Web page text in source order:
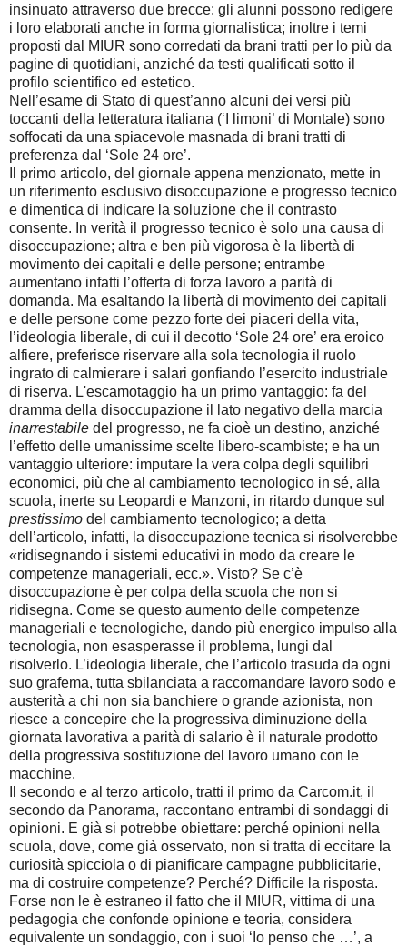
insinuato attraverso due brecce: gli alunni possono redigere
i loro elaborati anche in forma giornalistica; inoltre i temi
proposti dal MIUR sono corredati da brani tratti per lo più da
pagine di quotidiani, anziché da testi qualificati sotto il
profilo scientifico ed estetico.
Nell’esame di Stato di quest’anno alcuni dei versi più
toccanti della letteratura italiana (‘I limoni’ di Montale) sono
soffocati da una spiacevole masnada di brani tratti di
preferenza dal ‘Sole 24 ore’.
Il primo articolo, del giornale appena menzionato, mette in
un riferimento esclusivo disoccupazione e progresso tecnico
e dimentica di indicare la soluzione che il contrasto
consente. In verità il progresso tecnico è solo una causa di
disoccupazione; altra e ben più vigorosa è la libertà di
movimento dei capitali e delle persone; entrambe
aumentano infatti l’offerta di forza lavoro a parità di
domanda. Ma esaltando la libertà di movimento dei capitali
e delle persone come pezzo forte dei piaceri della vita,
l’ideologia liberale, di cui il decotto ‘Sole 24 ore’ era eroico
alfiere, preferisce riservare alla sola tecnologia il ruolo
ingrato di calmierare i salari gonfiando l’esercito industriale
di riserva. L'escamotaggio ha un primo vantaggio: fa del
dramma della disoccupazione il lato negativo della marcia
inarrestabile del progresso, ne fa cioè un destino, anziché
l’effetto delle umanissime scelte libero-scambiste; e ha un
vantaggio ulteriore: imputare la vera colpa degli squilibri
economici, più che al cambiamento tecnologico in sé, alla
scuola, inerte su Leopardi e Manzoni, in ritardo dunque sul
prestissimo del cambiamento tecnologico; a detta
dell’articolo, infatti, la disoccupazione tecnica si risolverebbe
«ridisegnando i sistemi educativi in modo da creare le
competenze manageriali, ecc.». Visto? Se c’è
disoccupazione è per colpa della scuola che non si
ridisegna. Come se questo aumento delle competenze
manageriali e tecnologiche, dando più energico impulso alla
tecnologia, non esasperasse il problema, lungi dal
risolverlo. L’ideologia liberale, che l’articolo trasuda da ogni
suo grafema, tutta sbilanciata a raccomandare lavoro sodo e
austerità a chi non sia banchiere o grande azionista, non
riesce a concepire che la progressiva diminuzione della
giornata lavorativa a parità di salario è il naturale prodotto
della progressiva sostituzione del lavoro umano con le
macchine.
Il secondo e al terzo articolo, tratti il primo da Carcom.it, il
secondo da Panorama, raccontano entrambi di sondaggi di
opinioni. E già si potrebbe obiettare: perché opinioni nella
scuola, dove, come già osservato, non si tratta di eccitare la
curiosità spicciola o di pianificare campagne pubblicitarie,
ma di costruire competenze? Perché? Difficile la risposta.
Forse non le è estraneo il fatto che il MIUR, vittima di una
pedagogia che confonde opinione e teoria, considera
equivalente un sondaggio, con i suoi ‘Io penso che …’, a